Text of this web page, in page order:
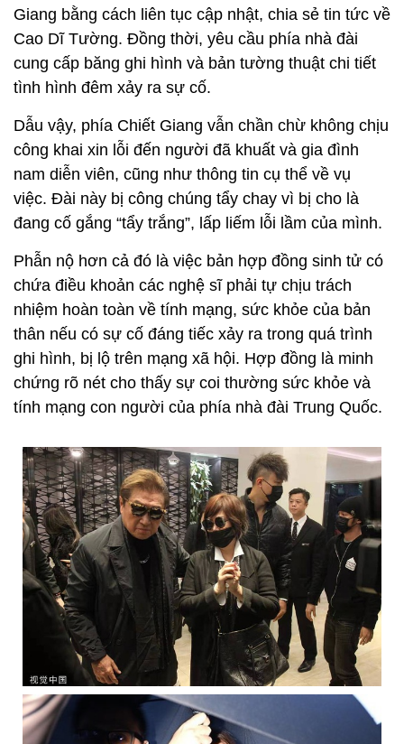
Giang bằng cách liên tục cập nhật, chia sẻ tin tức về
Cao Dĩ Tường. Đồng thời, yêu cầu phía nhà đài
cung cấp băng ghi hình và bản tường thuật chi tiết
tình hình đêm xảy ra sự cố.
Dẫu vậy, phía Chiết Giang vẫn chần chừ không chịu
công khai xin lỗi đến người đã khuất và gia đình
nam diễn viên, cũng như thông tin cụ thể về vụ
việc. Đài này bị công chúng tẩy chay vì bị cho là
đang cố gắng “tẩy trắng”, lấp liếm lỗi lầm của mình.
Phẫn nộ hơn cả đó là việc bản hợp đồng sinh tử có
chứa điều khoản các nghệ sĩ phải tự chịu trách
nhiệm hoàn toàn về tính mạng, sức khỏe của bản
thân nếu có sự cố đáng tiếc xảy ra trong quá trình
ghi hình, bị lộ trên mạng xã hội. Hợp đồng là minh
chứng rõ nét cho thấy sự coi thường sức khỏe và
tính mạng con người của phía nhà đài Trung Quốc.